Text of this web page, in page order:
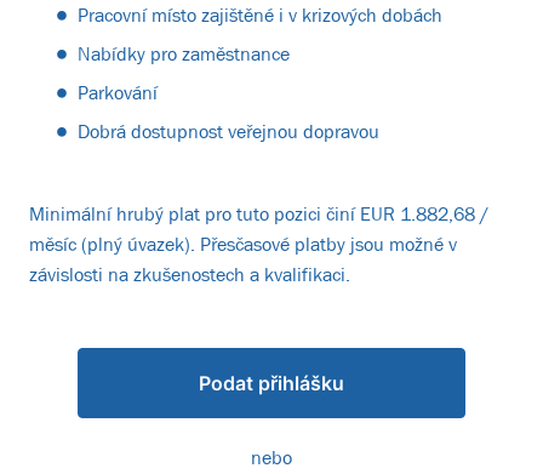
Pracovní místo zajištěné i v krizových dobách
Nabídky pro zaměstnance
Parkování
Dobrá dostupnost veřejnou dopravou
Minimální hrubý plat pro tuto pozici činí EUR 1.882,68 /
měsíc (plný úvazek). Přesčasové platby jsou možné v
závislosti na zkušenostech a kvalifikaci.
Podat přihlášku
nebo